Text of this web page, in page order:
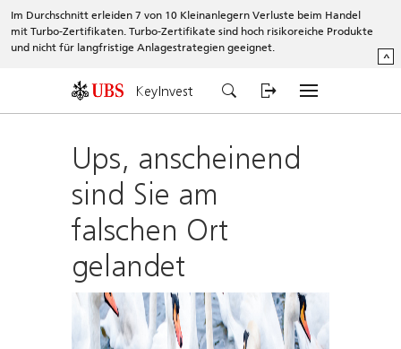
Im Durchschnitt erleiden 7 von 10 Kleinanlegern Verluste beim Handel
mit Turbo-Zertifikaten. Turbo-Zertifikate sind hoch risikoreiche Produkte
und nicht für langfristige Anlagestrategien geeignet.
^
KeyInvest
Ups, anscheinend
sind Sie am
falschen Ort
gelandet